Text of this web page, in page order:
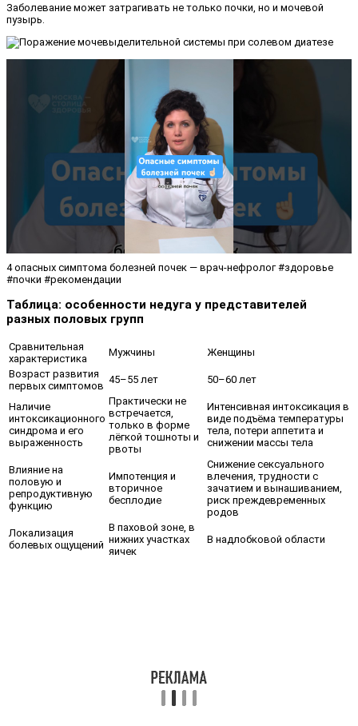
Заболевание может затрагивать не только почки, но и мочевой
пузырь.
4 опасных симптома болезней почек — врач-нефролог #здоровье
#почки #рекомендации
Таблица: особенности недуга у представителей
разных половых групп
Сравнительная
характеристика
Мужчины
Женщины
Возраст развития
первых симптомов
45–55 лет 50–60 лет
Наличие
интоксикационного
синдрома и его
выраженность
Практически не
встречается,
только в форме
лёгкой тошноты и
рвоты
Интенсивная интоксикация в
виде подъёма температуры
тела, потери аппетита и
снижении массы тела
Влияние на
половую и
репродуктивную
функцию
Импотенция и
вторичное
бесплодие
Снижение сексуального
влечения, трудности с
зачатием и вынашиванием,
риск преждевременных
родов
Локализация
болевых ощущений
В паховой зоне, в
нижних участках
яичек
В надлобковой области